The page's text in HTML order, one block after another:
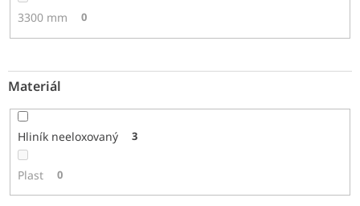
3300 mm 0
Materiál
Hliník neeloxovaný 3
Plast 0